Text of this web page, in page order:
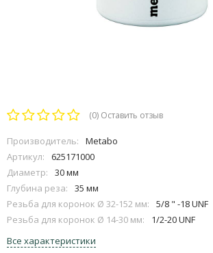
(0) Оставить отзыв
Производитель:
Metabo
Артикул:
625171000
Диаметр:
30 мм
Глубина реза:
35 мм
Резьба для коронок Ø 32-152 мм:
5/8 " -18 UNF
Резьба для коронок Ø 14-30 мм:
1/2-20 UNF
Все характеристики